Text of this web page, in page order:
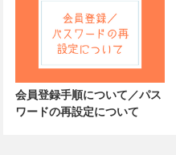
会員登録手順について／パス
ワードの再設定について